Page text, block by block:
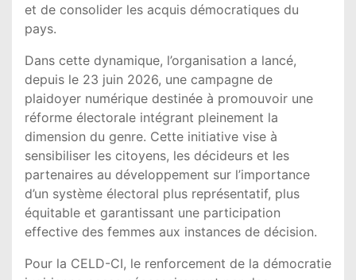
et de consolider les acquis démocratiques du
pays.
Dans cette dynamique, l’organisation a lancé,
depuis le 23 juin 2026, une campagne de
plaidoyer numérique destinée à promouvoir une
réforme électorale intégrant pleinement la
dimension du genre. Cette initiative vise à
sensibiliser les citoyens, les décideurs et les
partenaires au développement sur l’importance
d’un système électoral plus représentatif, plus
équitable et garantissant une participation
effective des femmes aux instances de décision.
Pour la CELD-CI, le renforcement de la démocratie